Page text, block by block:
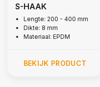
S-HAAK
Lengte: 200 - 400 mm
Dikte: 8 mm
Materiaal: EPDM
BEKIJK PRODUCT